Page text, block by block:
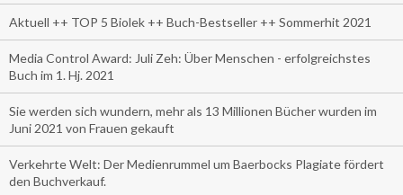
Aktuell ++ TOP 5 Biolek ++ Buch-Bestseller ++ Sommerhit 2021
Media Control Award: Juli Zeh: Über Menschen - erfolgreichstes
Buch im 1. Hj. 2021
Sie werden sich wundern, mehr als 13 Millionen Bücher wurden im
Juni 2021 von Frauen gekauft
Verkehrte Welt: Der Medienrummel um Baerbocks Plagiate fördert
den Buchverkauf.